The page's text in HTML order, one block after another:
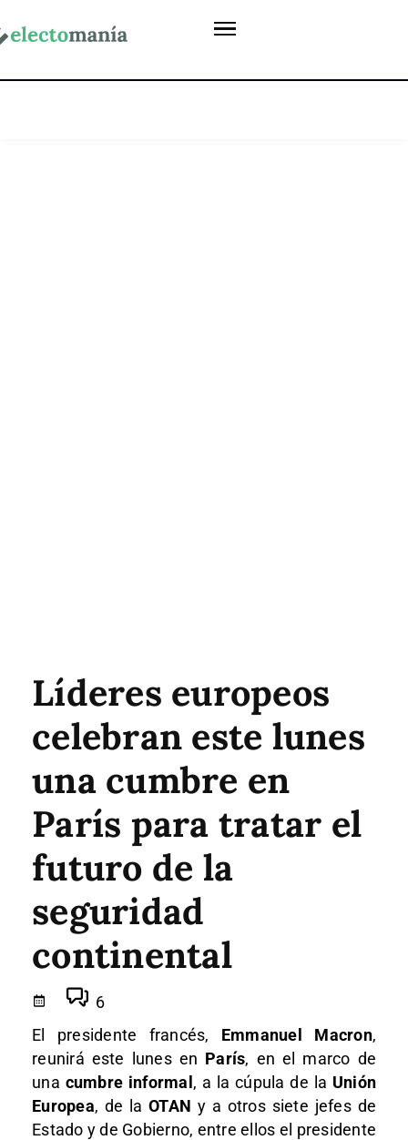
Líderes europeos
celebran este lunes
una cumbre en
París para tratar el
futuro de la
seguridad
continental
6
El presidente francés, Emmanuel Macron,
reunirá este lunes en París, en el marco de
una cumbre informal , a la cúpula de la Unión
Europea, de laOTAN y a otros siete jefes de
Estado y de Gobierno, entre ellos el presidente